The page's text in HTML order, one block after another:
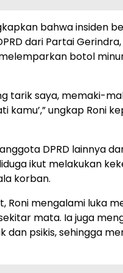
bahwa insiden
dari Partai
botol
tarik saya, memaki-
kamu’,” ungkap Roni
DPRD lainnya
ikut melakukan
korban.
Roni mengalami luka
mata. Ia juga
dan psikis, sehingga